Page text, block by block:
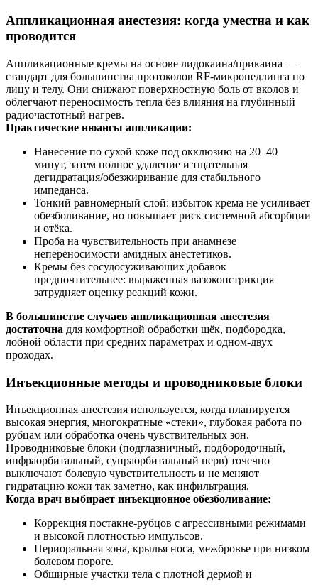
Аппликационная анестезия: когда уместна и как
проводится
Аппликационные кремы на основе лидокаина/прикаина —
стандарт для большинства протоколов RF‑микронедлинга по
лицу и телу. Они снижают поверхностную боль от вколов и
облегчают переносимость тепла без влияния на глубинный
радиочастотный нагрев.
Практические нюансы аппликации:
Нанесение по сухой коже под окклюзию на 20–40
минут, затем полное удаление и тщательная
дегидратация/обезжиривание для стабильного
импеданса.
Тонкий равномерный слой: избыток крема не усиливает
обезболивание, но повышает риск системной абсорбции
и отёка.
Проба на чувствительность при анамнезе
непереносимости амидных анестетиков.
Кремы без сосудосуживающих добавок
предпочтительнее: выраженная вазоконстрикция
затрудняет оценку реакций кожи.
В большинстве случаев аппликационная анестезия
достаточна для комфортной обработки щёк, подбородка,
лобной области при средних параметрах и одном-двух
проходах.
Инъекционные методы и проводниковые блоки
Инъекционная анестезия используется, когда планируется
высокая энергия, многократные «стеки», глубокая работа по
рубцам или обработка очень чувствительных зон.
Проводниковые блоки (подглазничный, подбородочный,
инфраорбитальный, супраорбитальный нерв) точечно
выключают болевую чувствительность и не меняют
гидратацию кожи так заметно, как инфильтрация.
Когда врач выбирает инъекционное обезболивание:
Коррекция постакне-рубцов с агрессивными режимами
и высокой плотностью импульсов.
Периоральная зона, крылья носа, межбровье при низком
болевом пороге.
Обширные участки тела с плотной дермой и